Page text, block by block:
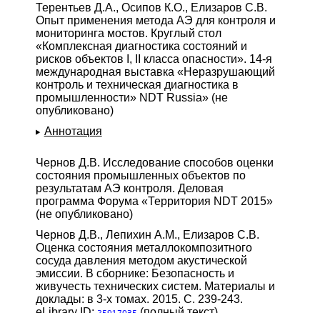
Терентьев Д.А., Осипов К.О., Елизаров С.В.
Опыт применения метода АЭ для контроля и
мониторинга мостов. Круглый стол
«Комплексная диагностика состояний и
рисков объектов I, II класса опасности». 14-я
международная выставка «Неразрушающий
контроль и техническая диагностика в
промышленности» NDT Russia» (не
опубликовано)
Аннотация
Чернов Д.В. Исследование способов оценки
состояния промышленных объектов по
результатам АЭ контроля. Деловая
программа Форума «Территория NDT 2015»
(не опубликовано)
Чернов Д.В., Лепихин А.М., Елизаров С.В.
Оценка состояния металлокомпозитного
сосуда давления методом акустической
эмиссии. В сборнике: Безопасность и
живучесть технических систем. Материалы и
доклады: в 3-х томах. 2015. С. 239-243.